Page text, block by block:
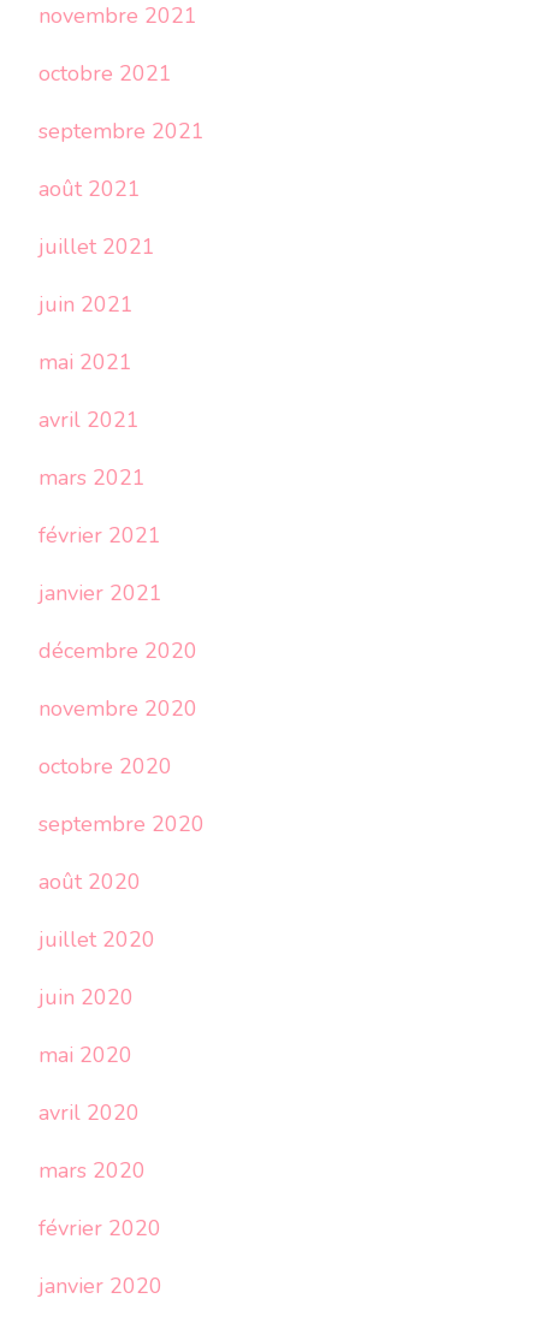
novembre 2021
octobre 2021
septembre 2021
août 2021
juillet 2021
juin 2021
mai 2021
avril 2021
mars 2021
février 2021
janvier 2021
décembre 2020
novembre 2020
octobre 2020
septembre 2020
août 2020
juillet 2020
juin 2020
mai 2020
avril 2020
mars 2020
février 2020
janvier 2020